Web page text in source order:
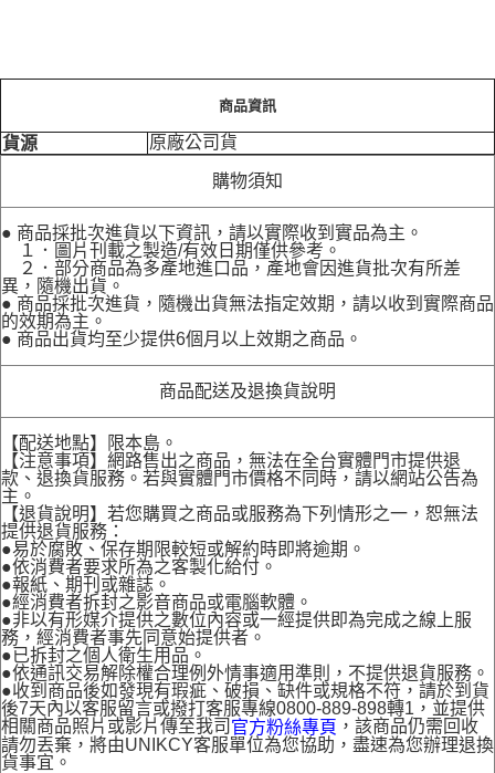
商品資訊
貨源 原廠公司貨
購物須知
● 商品採批次進貨以下資訊，請以實際收到實品為主。
１．圖片刊載之製造/有效日期僅供參考。
２．部分商品為多產地進口品，產地會因進貨批次有所差
異，隨機出貨。
● 商品採批次進貨，隨機出貨無法指定效期，請以收到實際商品
的效期為主。
● 商品出貨均至少提供6個月以上效期之商品。
商品配送及退換貨說明
【配送地點】限本島。
【注意事項】網路售出之商品，無法在全台實體門市提供退
款、退換貨服務。若與實體門市價格不同時，請以網站公告為
主。
【退貨說明】若您購買之商品或服務為下列情形之一，恕無法
提供退貨服務：
●易於腐敗、保存期限較短或解約時即將逾期。
●依消費者要求所為之客製化給付。
●報紙、期刊或雜誌。
●經消費者拆封之影音商品或電腦軟體。
●非以有形媒介提供之數位內容或一經提供即為完成之線上服
務，經消費者事先同意始提供者。
●已拆封之個人衛生用品。
●依通訊交易解除權合理例外情事適用準則，不提供退貨服務。
●收到商品後如發現有瑕疵、破損、缺件或規格不符，請於到貨
後7天內以客服留言或撥打客服專線0800-889-898轉1，並提供
相關商品照片或影片傳至我司 官方粉絲專頁 ，該商品仍需回收
請勿丟棄，將由UNIKCY客服單位為您協助，盡速為您辦理退換
貨事宜。